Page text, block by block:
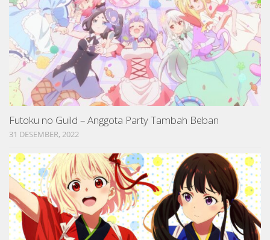
Futoku no Guild – Anggota Party Tambah Beban
31 DESEMBER, 2022